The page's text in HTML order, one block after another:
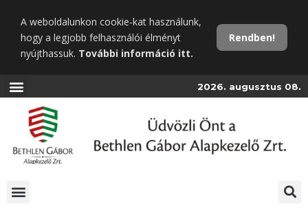
tartalomra
A weboldalunkon cookie-kat használunk,
hogy a legjobb felhasználói élményt
nyújthassuk. További információ itt.
Rendben!
2026. augusztus 08.